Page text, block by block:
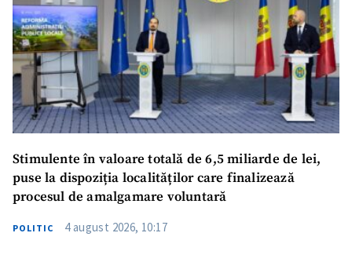
Stimulente în valoare totală de 6,5 miliarde de lei,
puse la dispoziția localităților care finalizează
procesul de amalgamare voluntară
POLITIC 4 august 2026, 10:17